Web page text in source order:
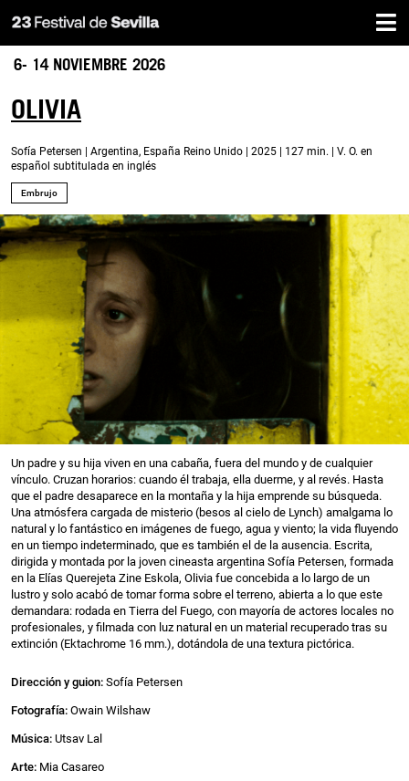
Pasar
al
contenido
6- 14 NOVIEMBRE 2026
Embrujo
OLIVIA
Sofía Petersen | Argentina, España Reino Unido | 2025 | 127 min. | V. O. en
español subtitulada en inglés
Un padre y su hija viven en una cabaña, fuera del mundo y de cualquier
vínculo. Cruzan horarios: cuando él trabaja, ella duerme, y al revés. Hasta
que el padre desaparece en la montaña y la hija emprende su búsqueda.
Una atmósfera cargada de misterio (besos al cielo de Lynch) amalgama lo
natural y lo fantástico en imágenes de fuego, agua y viento; la vida fluyendo
en un tiempo indeterminado, que es también el de la ausencia. Escrita,
dirigida y montada por la joven cineasta argentina Sofía Petersen, formada
en la Elías Querejeta Zine Eskola, Olivia fue concebida a lo largo de un
lustro y solo acabó de tomar forma sobre el terreno, abierta a lo que este
demandara: rodada en Tierra del Fuego, con mayoría de actores locales no
profesionales, y filmada con luz natural en un material recuperado tras su
extinción (Ektachrome 16 mm.), dotándola de una textura pictórica.
Dirección y guion: Sofía Petersen
Fotografía: Owain Wilshaw
Música: Utsav Lal
Arte: Mia Casareo